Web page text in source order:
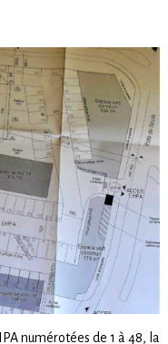
numérotées de 1 à 48, la